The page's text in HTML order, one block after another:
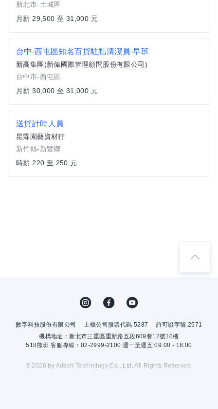
新北市-土城區
月薪 29,500 至 31,000 元
台中-西屯區知名百貨駐點清潔員-早班
新高集團(新偉國際管理顧問股份有限公司)
台中市-西屯區
月薪 30,000 至 31,000 元
送貨計時人員
昆霖園藝資材行
新竹縣-新豐鄉
時薪 220 至 250 元
數字科技股份有限公司 上櫃公司股票代碼 5287
許可證字號 2571
機構地址：新北市三重區重新路五段609巷12號10樓
518熊班 客服專線：02-2999-2100 週一至週五 09:00 - 18:00
© 2026 by Addcn Technology Co., Ltd. All Rights Reserved.